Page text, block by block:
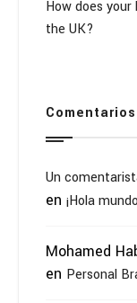
How does
the UK?
Un
en ¡Hola
Mohamed
en Personal